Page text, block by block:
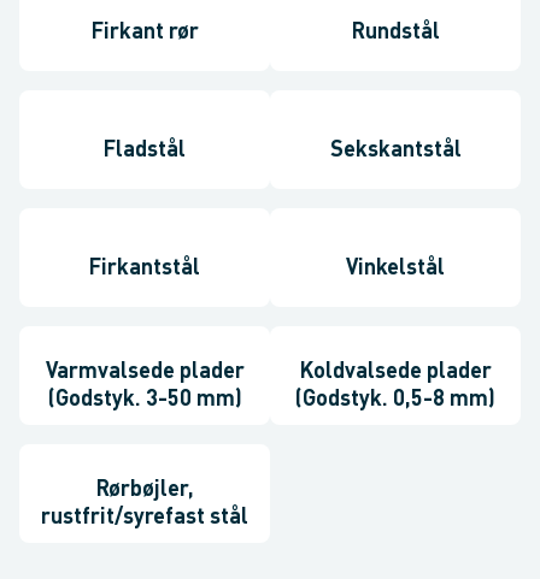
Firkant rør Rundstål
Fladstål Sekskantstål
Firkantstål Vinkelstål
Varmvalsede plader
(Godstyk. 3-50 mm)
Koldvalsede plader
(Godstyk. 0,5-8 mm)
Rørbøjler,
rustfrit/syrefast stål